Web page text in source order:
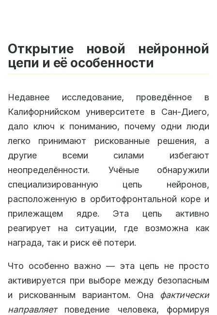
Открытие новой нейронной
цепи и её особенности
Недавнее исследование, проведённое в
Калифорнийском университете в Сан-Диего,
дало ключ к пониманию, почему одни люди
легко принимают рискованные решения, а
другие всеми силами избегают
неопределённости. Учёные обнаружили
специализированную цепь нейронов,
расположенную в орбитофронтальной коре и
прилежащем ядре. Эта цепь активно
реагирует на ситуации, где возможна как
награда, так и риск её потери.
Что особенно важно — эта цепь не просто
активируется при выборе между безопасным
и рискованным вариантом. Она фактически
направляетповедение человека, формируя